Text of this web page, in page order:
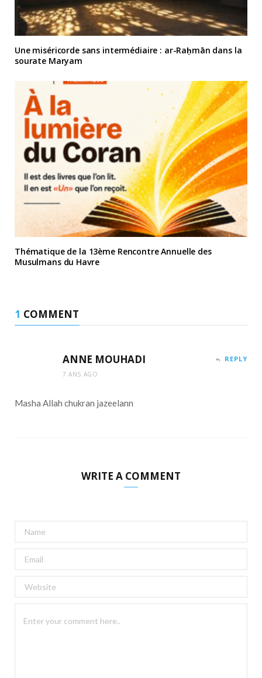
Une miséricorde sans intermédiaire : ar-Raḥmān dans la
sourate Maryam
Thématique de la 13ème Rencontre Annuelle des
Musulmans du Havre
1 COMMENT
ANNE MOUHADI
7 ANS AGO
REPLY
Masha Allah chukran jazeelann
WRITE A COMMENT
l
e
n